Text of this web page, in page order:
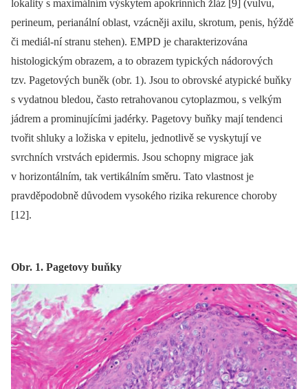
lokality s maximálním výskytem apokrinních žláz [9] (vulvu,
perineum, perianální oblast, vzácněji axilu, skrotum, penis, hýždě
či mediál-ní stranu stehen). EMPD je charakterizována
histologickým obrazem, a to obrazem typických nádorových
tzv. Pagetových buněk (obr. 1). Jsou to obrovské atypické buňky
s vydatnou bledou, často retrahovanou cytoplazmou, s velkým
jádrem a prominujícími jadérky. Pagetovy buňky mají tendenci
tvořit shluky a ložiska v epitelu, jednotlivě se vyskytují ve
svrchních vrstvách epidermis. Jsou schopny migrace jak
v horizontálním, tak vertikálním směru. Tato vlastnost je
pravděpodobně důvodem vysokého rizika rekurence choroby
[12].
Obr. 1. Pagetovy buňky